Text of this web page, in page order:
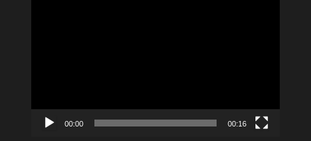
00:00 00:16